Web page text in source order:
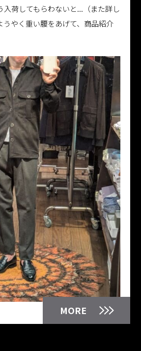
入荷してもらわないと...（また詳し
うやく重い腰をあげて、商品紹介
MORE